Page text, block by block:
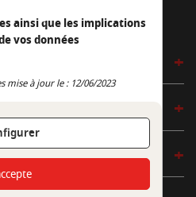
ainsi que les implications
vos données
mise à jour le : 12/06/2023
accepter